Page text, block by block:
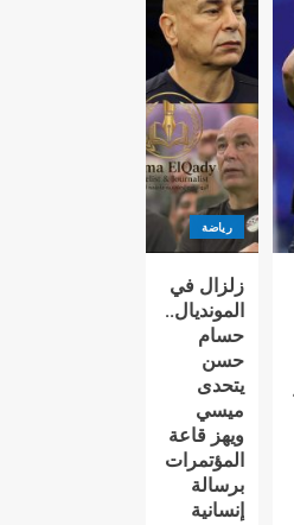
رياضة
زلزال في
المونديال..
حسام
حسن
يتحدى
ميسي
ويهز قاعة
المؤتمرات
برسالة
إنسانية